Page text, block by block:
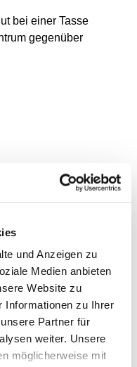
und Anzeigen zu
Medien anbieten
Website zu
Informationen zu Ihrer
Partner für
weiter. Unsere
möglicherweise mit
bei einer Tasse
gegenüber